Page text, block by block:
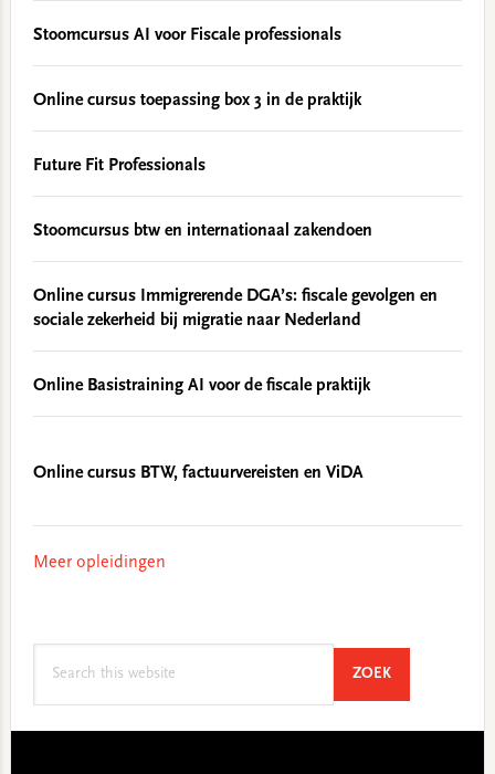
Stoomcursus AI voor Fiscale professionals
Online cursus toepassing box 3 in de praktijk
Future Fit Professionals
Stoomcursus btw en internationaal zakendoen
Online cursus Immigrerende DGA’s: fiscale gevolgen en
sociale zekerheid bij migratie naar Nederland
Online Basistraining AI voor de fiscale praktijk
Online cursus BTW, factuurvereisten en ViDA
Meer opleidingen
ZOEKSEARCH